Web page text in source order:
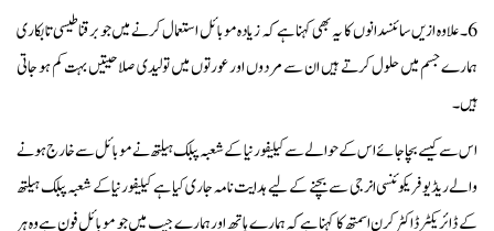
6۔علاوہ ازیں سائنسدانوں کا یہ بھی کہنا ہے کہ زیادہ موبائل استعمال کرنے میں جو برقناطیسی تابکاری
ہمارے جسم میں حلول کرتے ہیں ان سے مردوں اور عورتوں میں تولیدی صلاحیتیں بہت کم ہو جاتی
ہیں۔
اس سے کیسے بچا جائے اس کے حوالے سے کیلیفورنیا کے شعبہ پبلک ہیلتھ نے موبائل سے خارج ہونے
والے ریڈیو فریکوئنسی انرجی سے بچنے کے لیے ہدایت نامہ جاری کیا ہے کیلیفورنیا کے شعبہ پبلک ہیلتھ
کے ڈائریکٹر ڈاکٹر کرن اسمتھ کا کہنا ہےکہ ہمارے ہاتھ اور ہمارے جیب میں جو موبائل فون ہے وہ ہر